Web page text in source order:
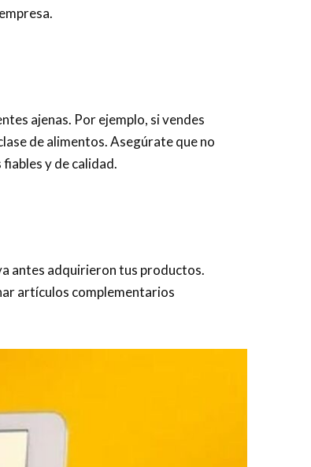
ajenas. Por ejemplo, si vendes
de alimentos. Asegúrate que no
y de calidad.
antes adquirieron tus productos.
artículos complementarios